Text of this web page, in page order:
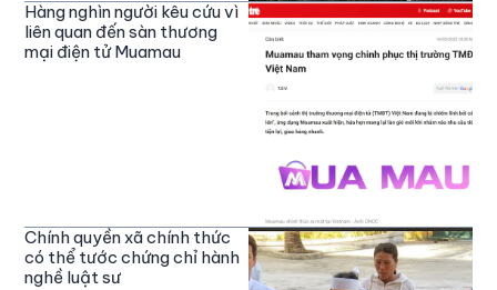
Hàng nghìn người kêu cứu vì
liên quan đến sàn thương
mại điện tử Muamau
Chính quyền xã chính thức
có thể tước chứng chỉ hành
nghề luật sư